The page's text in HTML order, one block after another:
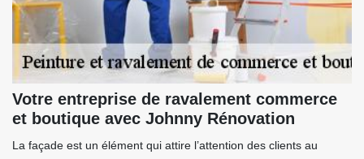
Votre entreprise de ravalement commerce
et boutique avec Johnny Rénovation
La façade est un élément qui attire l’attention des clients au